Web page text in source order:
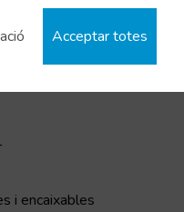
i encaixables
Acceptar totes